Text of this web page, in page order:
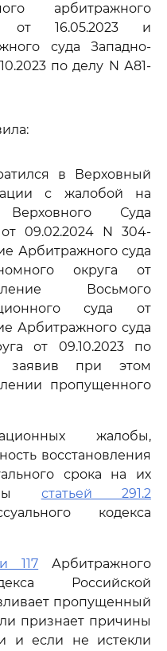
арбитражного
от 16.05.2023 и
суда Западно-
по делу N А81-
в Верховный
с жалобой на
Суда
09.02.2024 N 304-
Арбитражного суда
округа от
Восьмого
суда от
Арбитражного суда
от 09.10.2023 по
заявив при этом
пропущенного
жалобы,
восстановления
срока на их
статьей 291.2
кодекса
117 Арбитражного
Российской
пропущенный
признает причины
и если не истекли